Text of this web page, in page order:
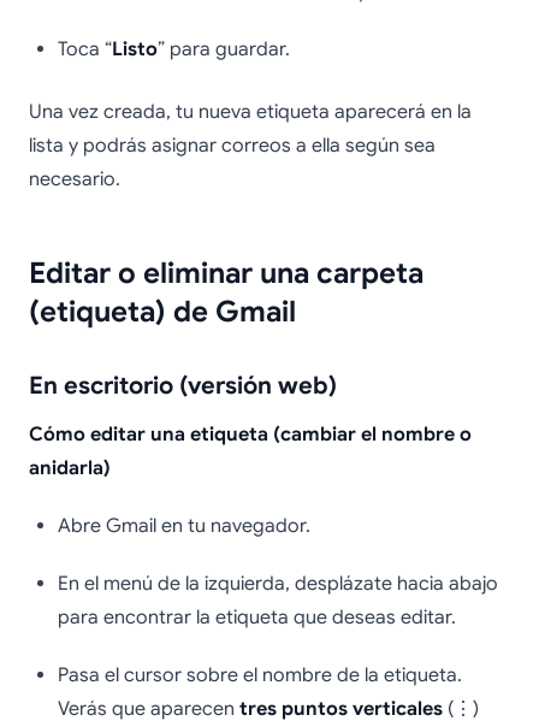
Toca “Listo” para guardar.
Una vez creada, tu nueva etiqueta aparecerá en la
lista y podrás asignar correos a ella según sea
necesario.
Editar o eliminar una carpeta
(etiqueta) de Gmail
En escritorio (versión web)
Cómo editar una etiqueta (cambiar el nombre o
anidarla)
Abre Gmail en tu navegador.
En el menú de la izquierda, desplázate hacia abajo
para encontrar la etiqueta que deseas editar.
Pasa el cursor sobre el nombre de la etiqueta.
Verás que aparecen tres puntos verticales (⋮)